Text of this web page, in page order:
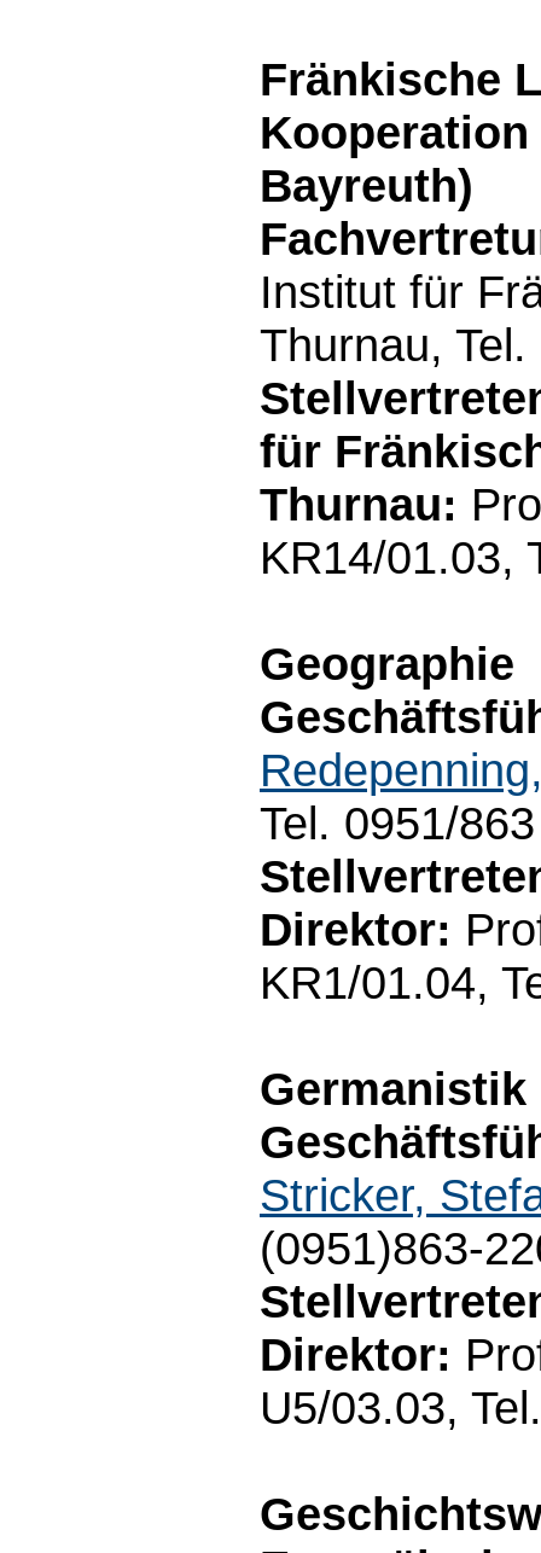
Fränkische
Bayreuth)
Institut für
Thurnau,
für
Thurnau:
KR14/01.03,
Geographie
Tel. 0951/
Direktor:
KR1/01.04,
Germanistik
Stricker,
(0951)863-
Direktor:
U5/03.03,